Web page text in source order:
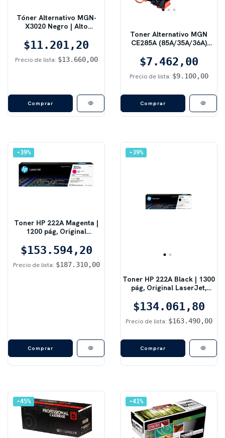
Tóner Alternativo MGN-
X3020 Negro | Alto
Láser | Compatible con
Brother TN-3020
$11.201,20
Precio de lista: $13.660,00
Comprar
Toner Alternativo MGN
CE285A (85A/35A/36A)
$7.462,00
Precio de lista: $9.100,00
Comprar
39%
Toner HP 222A Magenta |
1200 pág, Original
$153.594,20
Precio de lista: $187.310,00
39%
Toner HP 222A Black | 1300
pág, Original LaserJet,
$134.061,80
Precio de lista: $163.490,00
45% 41%